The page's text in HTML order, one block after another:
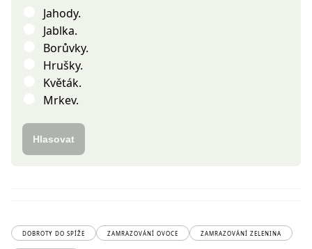
Jahody.
Jablka.
Borůvky.
Hrušky.
Květák.
Mrkev.
Hlasovat
DOBROTY DO SPÍŽE ZAMRAZOVÁNÍ OVOCE ZAMRAZOVÁNÍ ZELENINA